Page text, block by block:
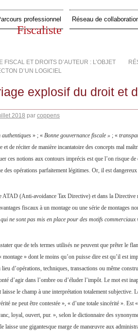
Fiscaliste
professionnel Réseau de
FISCAL ET DROITS D’AUTEUR : L’OBJET
D’UN LOGICIEL
explosif du droit et
2018 par coppens
» ; « Bonne gouvernance fiscale » ; «
et de réciter de manière incantatoire des concepts mal
ces notions aux contours imprécis est que l’on risque
des opérations parfaitement légitimes. Or, il est
ATAD (Anti-avoidance Tax Directive) et dans la
fiscaux à un montage ou une série de montages
ne sont pas mis en place pour des motifs
que de tels termes utilisés ne peuvent que prêter le
montage » dont le moins qu’on puisse dire est qu’il est
lieu d’opérations, techniques, transactions ou même
d’agir dans l’ombre ou d’éluder l’impôt. Le mot est
laisse le champ à une interprétation totalement
ne peut être contestée », « d’une totale sincérité ».
loyal, ouvert, pur. », selon le dictionnaire des
laisse une gigantesque marge de manœuvre aux